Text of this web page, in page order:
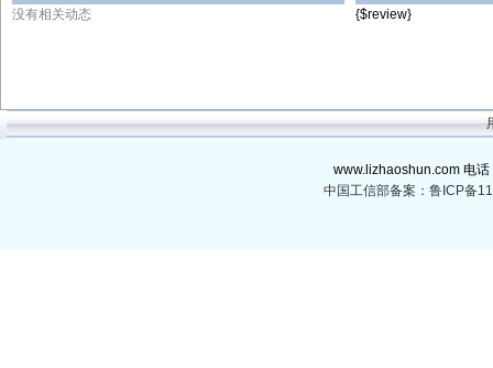
没有相关动态 {$review}
www.lizhaoshun.com 电
中国工信部备案：鲁ICP备